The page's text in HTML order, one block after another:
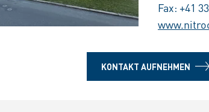
Fax: +41
KONTAKT AUFNEHMEN